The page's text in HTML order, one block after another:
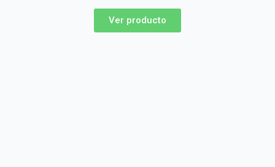
Ver producto